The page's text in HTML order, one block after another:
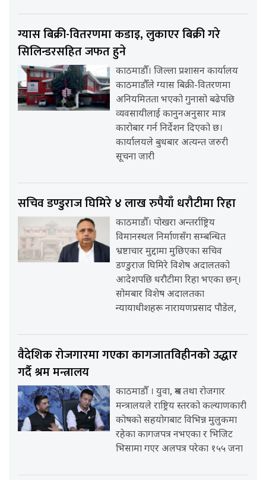
ग्यास बिक्री-वितरणमा कडाइ, लुकाएर बिक्री गरे
सिलिन्डरसहित जफत हुने
काठमाडौँ। जिल्ला प्रशासन कार्यालय
काठमाडौँले ग्यास बिक्री-वितरणमा
अनियमितता भएको गुनासो बढेपछि
व्यवसायीलाई कानुनअनुसार मात्र
कारोबार गर्न निर्देशन दिएको छ।
कार्यालयले बुधबार अत्यन्त जरुरी
सूचना जारी
सचिव डण्डुराज घिमिरे ४ लाख रुपैयाँ धरौटीमा रिहा
काठमाडौँ। पोखरा अन्तर्राष्ट्रिय
विमानस्थल निर्माणसँग सम्बन्धित
भ्रष्टाचार मुद्दामा मुछिएका सचिव
डण्डुराज घिमिरे विशेष अदालतको
आदेशपछि धरौटीमा रिहा भएका छन्।
सोमबार विशेष अदालतका
न्यायाधीशहरू नारायणप्रसाद पौडेल,
वैदेशिक रोजगारमा गएका कागजातविहीनको उद्धार
गर्दै श्रम मन्त्रालय
काठमाडौँ । युवा, श्रम तथा रोजगार
मन्त्रालयले राष्ट्रिय स्तरको कल्याणकारी
कोषको सहयोगबाट विभिन्न मुलुकमा
रहेका कागजपत्र नभएका र भिजिट
भिसामा गएर अलपत्र परेका १५५ जना